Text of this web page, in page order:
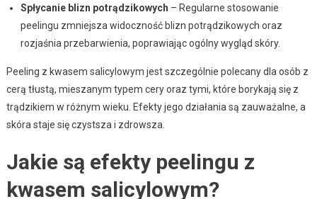
Spłycanie blizn potrądzikowych – Regularne stosowanie
peelingu zmniejsza widoczność blizn potrądzikowych oraz
rozjaśnia przebarwienia, poprawiając ogólny wygląd skóry.
Peeling z kwasem salicylowym jest szczególnie polecany dla osób z
cerą tłustą, mieszanym typem cery oraz tymi, które borykają się z
trądzikiem w różnym wieku. Efekty jego działania są zauważalne, a
skóra staje się czystsza i zdrowsza.
Jakie są efekty peelingu z
kwasem salicylowym?